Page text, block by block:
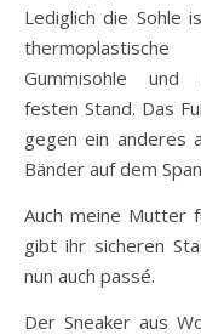
Lediglich die Sohle
thermoplastische
Gummisohle und
festen Stand. Das
gegen ein anderes
Bänder auf dem
Auch meine Mutter
gibt ihr sicheren
nun auch passé.
Der Sneaker aus